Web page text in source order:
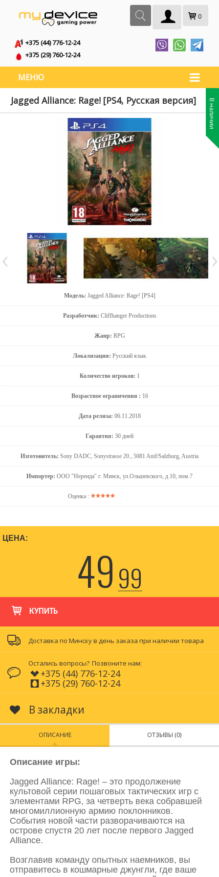
0
+375 (44) 776-12-24
+375 (29) 760-12-24
МЕНЮ
Jagged Alliance: Rage! [PS4, Русская версия]
Модель: Jagged Alliance: Rage! [PS4]
Разработчик: Cliffhanger Productions
Жанр: RPG
Локализация: Русский язык
Количество игроков: 1
Возрастное ограничения : 16
Дата релиза: 06.11.2018
Гарантия: 30 дней
Изготовитель: Sony DADC, Sonystrasse 20., 5081 Anif/Salzburg, Austria
Импортер: ООО "Нереида" г. Минск, ул.Ольшевского, д.10, пом.7
Оценка :
В наличии
ЦЕНА:
4999
КУПИТЬ
Доставка по Минску в день заказа при наличии товара
Остались вопросы? Позвоните нам:
+375 (44) 776-12-24
+375 (29) 760-12-24
В закладки
ОПИСАНИЕ ОТЗЫВЫ (0)
Описание игры:
Jagged Alliance: Rage! – это продолжение
культовой серии пошаговых тактических игр с
элементами RPG, за четверть века собравшей
многомиллионную армию поклонников.
События новой части разворачиваются на
острове спустя 20 лет после первого Jagged
Alliance.
Возглавив команду опытных наемников, вы
отправитесь в кошмарные джунгли, где ваше